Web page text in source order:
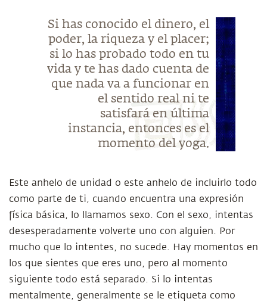
Si has conocido el dinero, el
poder, la riqueza y el placer;
si lo has probado todo en tu
vida y te has dado cuenta de
que nada va a funcionar en
el sentido real ni te
satisfará en última
instancia, entonces es el
momento del yoga.
Este anhelo de unidad o este anhelo de incluirlo todo
como parte de ti, cuando encuentra una expresión
física básica, lo llamamos sexo. Con el sexo, intentas
desesperadamente volverte uno con alguien. Por
mucho que lo intentes, no sucede. Hay momentos en
los que sientes que eres uno, pero al momento
siguiente todo está separado. Si lo intentas
mentalmente, generalmente se le etiqueta como